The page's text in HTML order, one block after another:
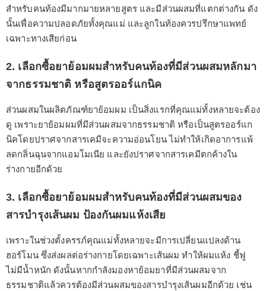
สำหรับคนท้องมีมากมายหลายสูตร และมีส่วนผสมที่แตกต่างกัน ดัง
นั้นเพื่อความปลอดภัยทั้งคุณแม่ และลูกในท้องควรปรึกษาแพทย์
เฉพาะทางเสียก่อน
2. เลือกซื้อยาย้อมผมสำหรับคนท้องที่มีส่วนผสมหลักมา
จากธรรมชาติ หรือสูตรออร์แกนิค
ส่วนผสมในผลิตภัณฑ์ยาย้อมผม เป็นสิ่งแรกที่คุณแม่ทั้งหลายจะต้อง
ดู เพราะยาย้อมผมที่มีส่วนผสมจากธรรมชาติ หรือเป็นสูตรออร์แก
นิคโดยปราศจากสารเคมีจะความอ่อนโยน ไม่ทำให้เกิดอาการแพ้
ลดกลิ่นฉุนจากแอมโมเนีย และยังปราศจากสารเคมีตกค้างใน
ร่างกายอีกด้วย
3. เลือกซื้อยาย้อมผมสำหรับคนท้องที่มีส่วนผสมของ
สารบำรุงเส้นผม ป้องกันผมแห้งเสีย
เพราะในช่วงตั้งครรภ์คุณแม่ทั้งหลายจะมีการเปลี่ยนแปลงด้าน
ฮอร์โมน ซึ่งส่งผลต่อร่างกายโดยเฉพาะเส้นผม ทำให้ผมแห้ง ชี้ฟู
ไม่มีน้ำหนัก ดังนั้นหากกำลังมองหาย้อมยาที่มีส่วนผสมจาก
ธรรมชาติแล้วควรต้องมีส่วนผสมของสารบำรุงเส้นผมอีกด้วย เช่น